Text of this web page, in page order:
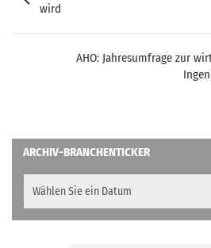
wird
AHO: Jahresumfrage zur
ARCHIV-BRANCHENTICKER